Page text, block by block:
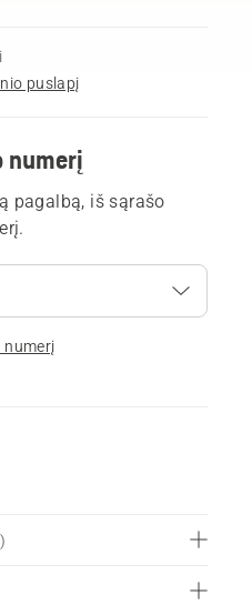
puslapį
numerį
pagalbą, iš sąrašo
numerį